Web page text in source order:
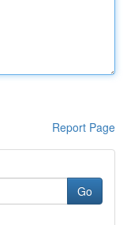
Report Page
Go